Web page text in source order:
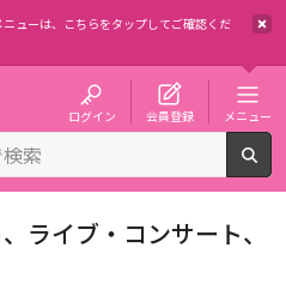
ューは、
こちらをタップしてご確認くだ
ログイン 会員登録 メニュー
ライブ・コンサート、